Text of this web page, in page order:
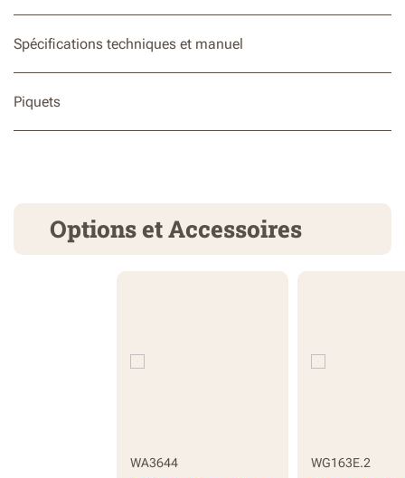
Spécifications techniques et manuel
Piquets
Options et Accessoires
WA3644 WG163E.2